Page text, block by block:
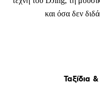
και όσα δεν
Ταξίδια &